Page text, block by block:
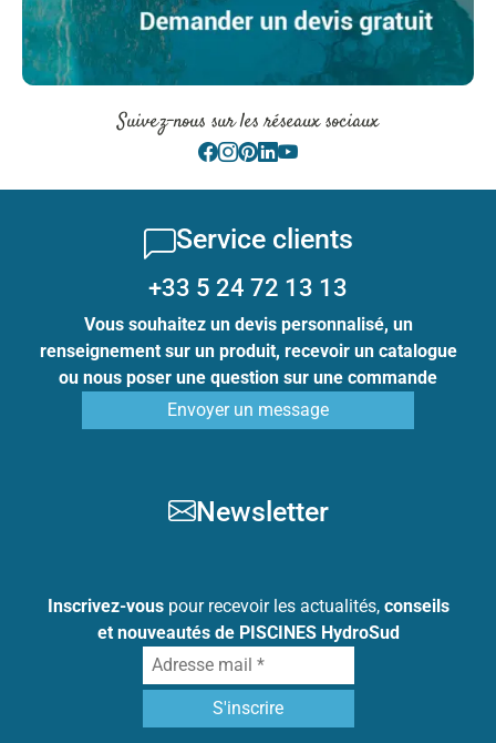
Suivez-nous sur les réseaux sociaux
Service clients
+33 5 24 72 13 13
Vous souhaitez un devis personnalisé, un
renseignement sur un produit, recevoir un catalogue
ou nous poser une question sur une commande
Envoyer un message
Newsletter
Inscrivez-vouspour recevoir les actualités, conseils
et nouveautés de PISCINES HydroSud